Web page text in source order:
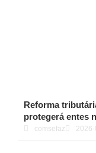
Reforma
protegerá entes
comsefaz